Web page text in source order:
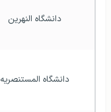
دانشگاه النهرین
دانشگاه المستنصریه